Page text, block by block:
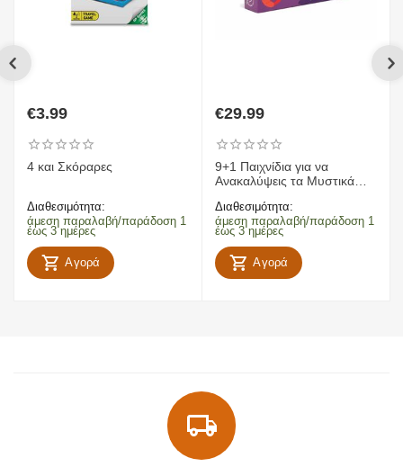
€3.99
4 και Σκόραρες
Διαθεσιμότητα:
άμεση παραλαβή/παράδοση 1
έως 3 ημέρες
Αγορά
€29.99
9+1 Παιχνίδια για να
Ανακαλύψεις τα Μυστικά
Πετρετζίκης
Διαθεσιμότητα:
άμεση παραλαβή/παράδοση 1
έως 3 ημέρες
Αγορά